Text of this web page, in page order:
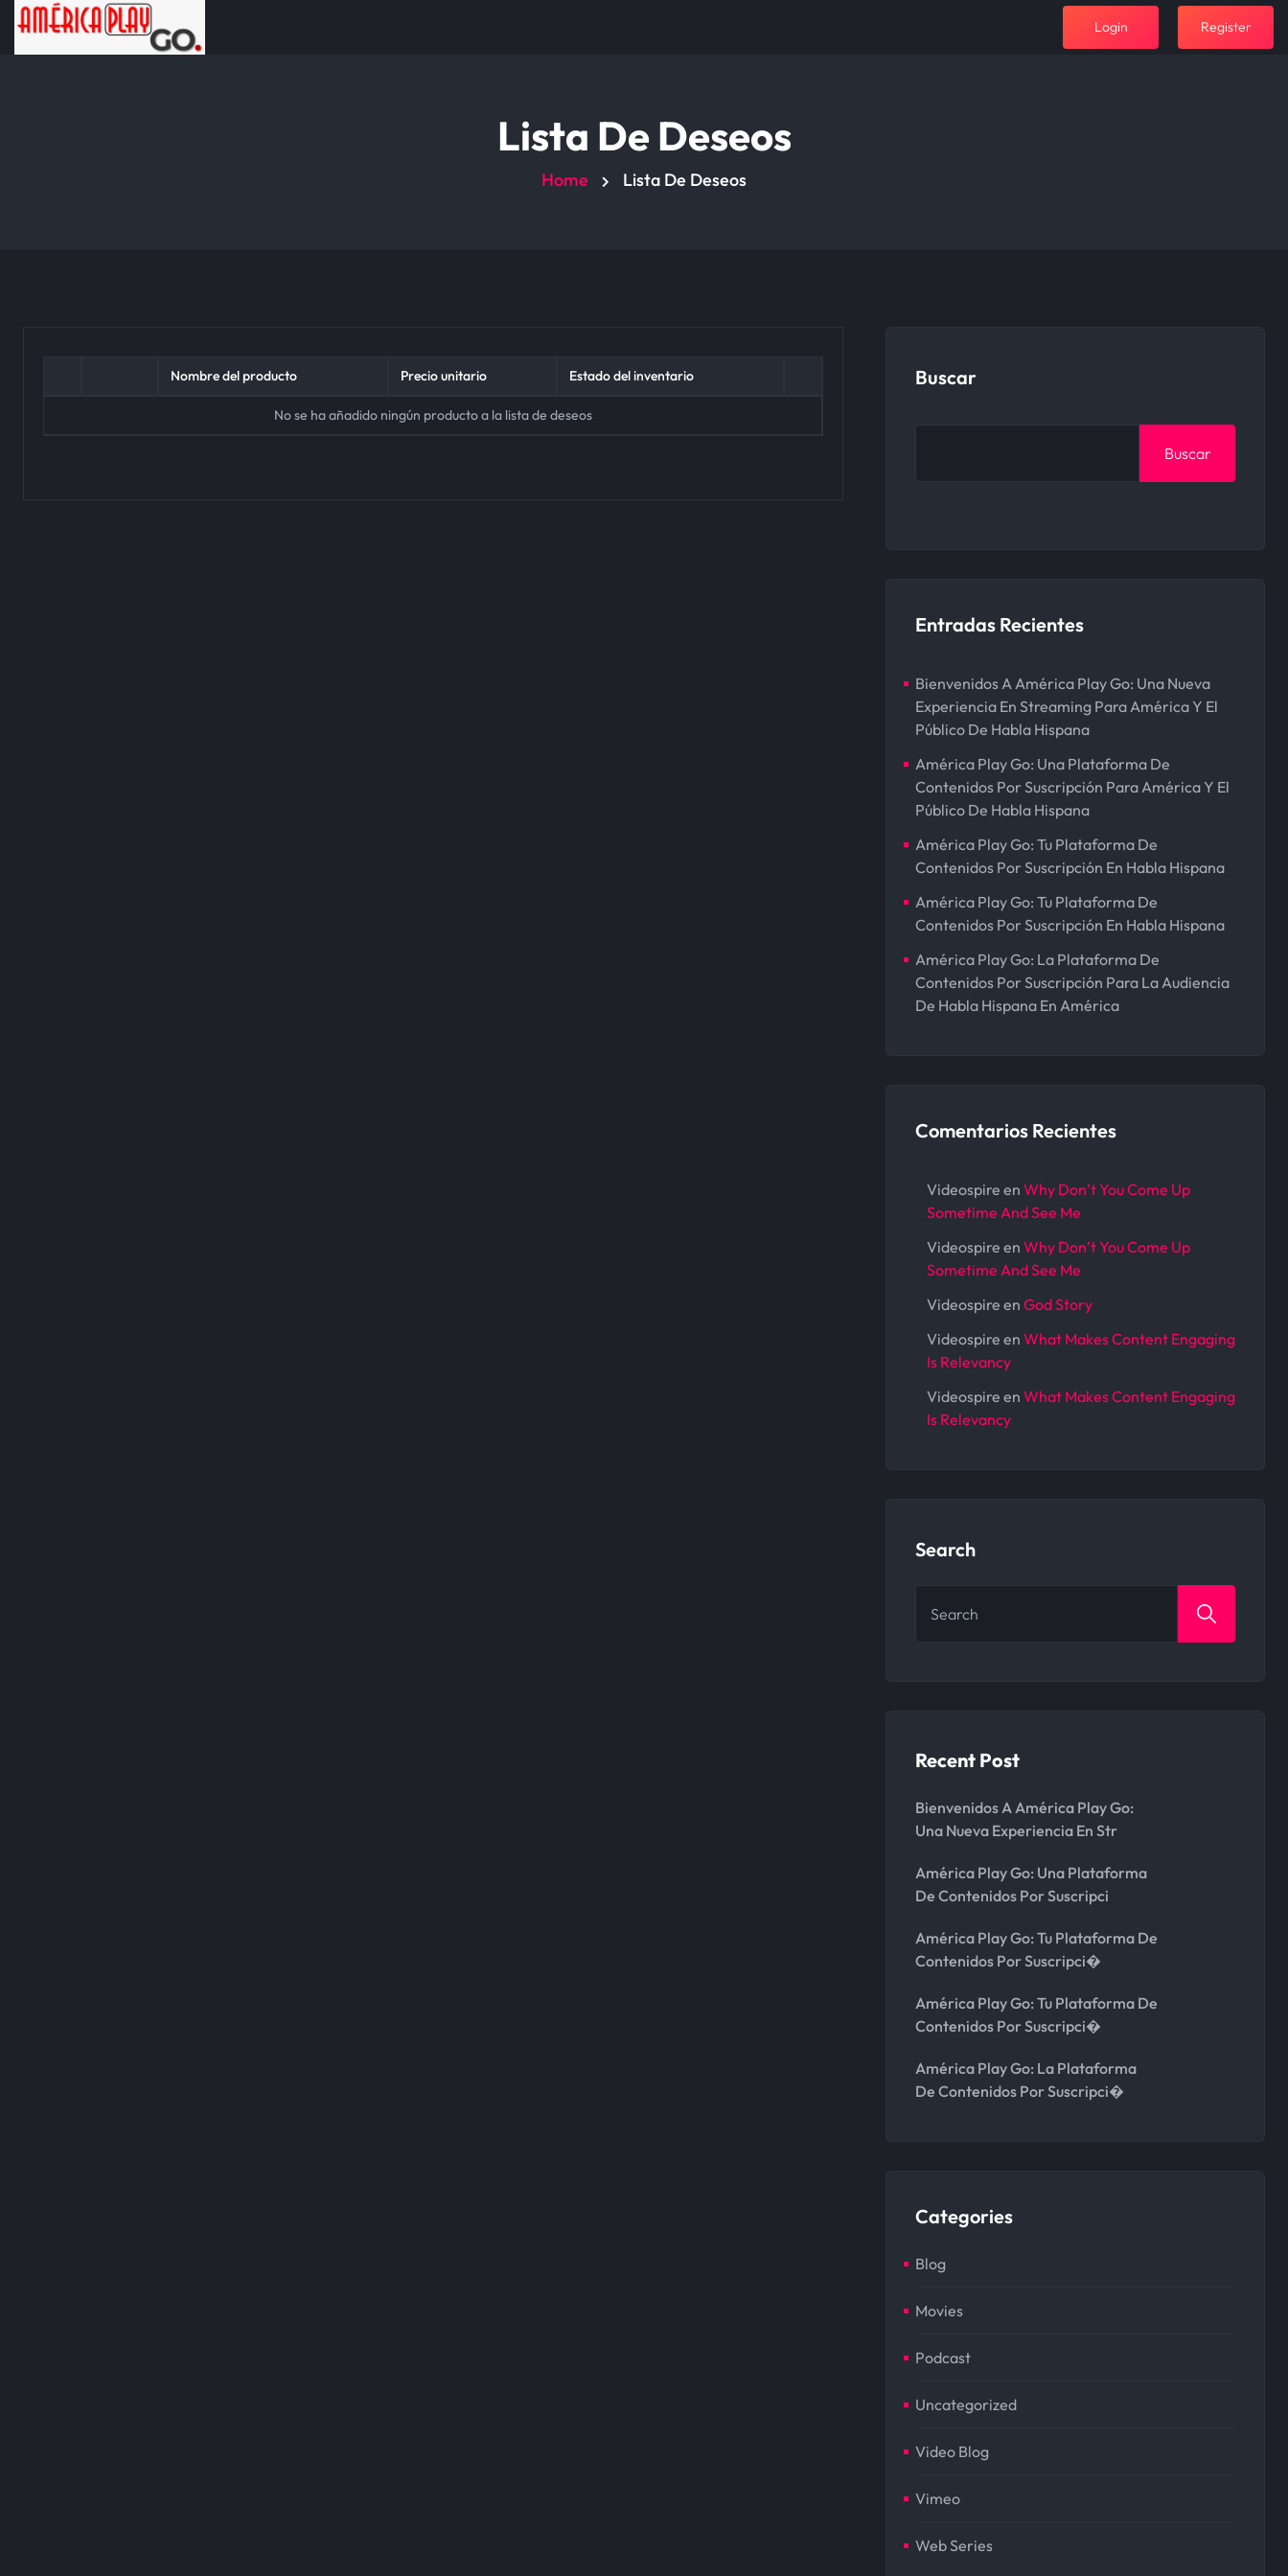
Login Register
Lista De Deseos
Home Lista De Deseos
Nombre del producto Precio unitario Estado del inventario
No se ha añadido ningún producto a la lista de deseos
Buscar
Buscar
Entradas Recientes
Bienvenidos A América Play Go: Una Nueva
Experiencia En Streaming Para América Y El
Público De Habla Hispana
América Play Go: Una Plataforma De
Contenidos Por Suscripción Para América Y El
Público De Habla Hispana
América Play Go: Tu Plataforma De
Contenidos Por Suscripción En Habla Hispana
América Play Go: Tu Plataforma De
Contenidos Por Suscripción En Habla Hispana
América Play Go: La Plataforma De
Contenidos Por Suscripción Para La Audiencia
De Habla Hispana En América
Comentarios Recientes
Videospire en Why Don’t You Come Up
Sometime And See Me
Videospire en Why Don’t You Come Up
Sometime And See Me
Videospire en God Story
Videospire en What Makes Content Engaging
Is Relevancy
Videospire en What Makes Content Engaging
Is Relevancy
Search
for:
Recent Post
Bienvenidos A América Play Go:
Una Nueva Experiencia En Str
América Play Go: Una Plataforma
De Contenidos Por Suscripci
América Play Go: Tu Plataforma De
Contenidos Por Suscripci�
América Play Go: Tu Plataforma De
Contenidos Por Suscripci�
América Play Go: La Plataforma
De Contenidos Por Suscripci�
Categories
Blog
Movies
Podcast
Uncategorized
Video Blog
Vimeo
Web Series